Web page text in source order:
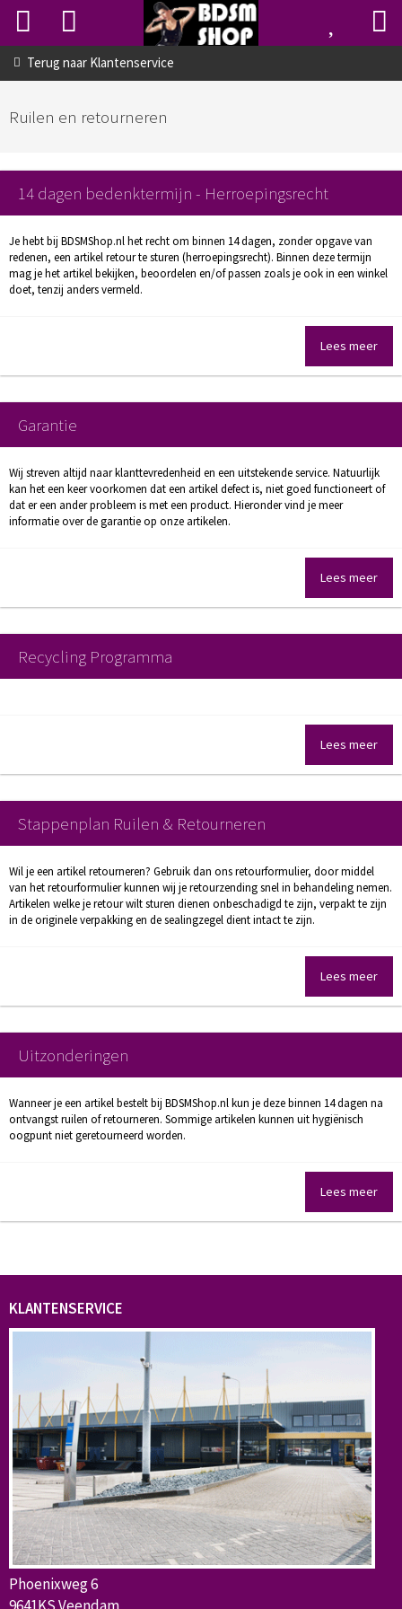
Terug naar Klantenservice
Ruilen en retourneren
14 dagen bedenktermijn - Herroepingsrecht
Je hebt bij BDSMShop.nl het recht om binnen 14 dagen, zonder opgave van
redenen, een artikel retour te sturen (herroepingsrecht). Binnen deze termijn
mag je het artikel bekijken, beoordelen en/of passen zoals je ook in een winkel
doet, tenzij anders vermeld.
Lees meer
Garantie
Wij streven altijd naar klanttevredenheid en een uitstekende service. Natuurlijk
kan het een keer voorkomen dat een artikel defect is, niet goed functioneert of
dat er een ander probleem is met een product. Hieronder vind je meer
informatie over de garantie op onze artikelen.
Lees meer
Recycling Programma
Lees meer
Stappenplan Ruilen & Retourneren
Wil je een artikel retourneren? Gebruik dan ons retourformulier, door middel
van het retourformulier kunnen wij je retourzending snel in behandeling nemen.
Artikelen welke je retour wilt sturen dienen onbeschadigd te zijn, verpakt te zijn
in de originele verpakking en de sealingzegel dient intact te zijn.
Lees meer
Uitzonderingen
Wanneer je een artikel bestelt bij BDSMShop.nl kun je deze binnen 14 dagen na
ontvangst ruilen of retourneren. Sommige artikelen kunnen uit hygiënisch
oogpunt niet geretourneerd worden.
Lees meer
KLANTENSERVICE
Phoenixweg 6